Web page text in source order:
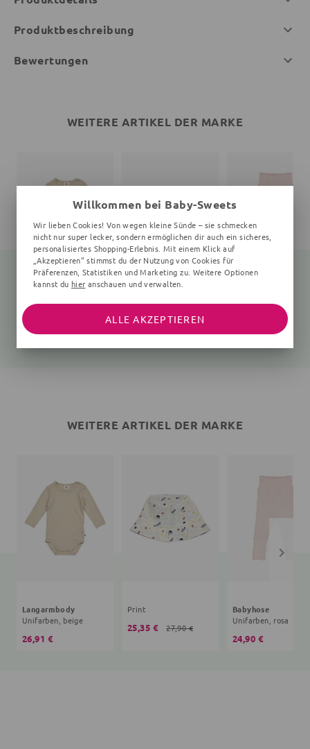
Produktbeschreibung
Bewertungen
WEITERE ARTIKEL DER MARKE
Langarmbody
Unifarben, beige
26,91 €
Print
25,35 € 27,90 €
Babyhose
Unifarben, rosa
24,90 €
WEITERE ARTIKEL DER MARKE
Langarmbody
Unifarben, beige
26,91 €
Print
25,35 € 27,90 €
Babyhose
Unifarben, rosa
24,90 €
Willkommen bei Baby-Sweets
Wir lieben Cookies! Von wegen kleine Sünde – sie schmecken
nicht nur super lecker, sondern ermöglichen dir auch ein sicheres,
personalisiertes Shopping-Erlebnis. Mit einem Klick auf
„Akzeptieren“ stimmst du der Nutzung von Cookies für
Präferenzen, Statistiken und Marketing zu. Weitere Optionen
kannst du hier anschauen und verwalten.
ALLE AKZEPTIEREN